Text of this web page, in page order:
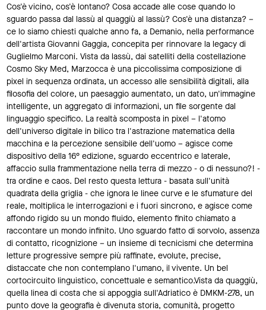
Cos'è vicino, cos'è lontano? Cosa accade alle cose quando lo
sguardo passa dal lassù al quaggiù al lassù? Cos'è una distanza? –
ce lo siamo chiesti qualche anno fa, a Demanio, nella performance
dell'artista Giovanni Gaggia, concepita per rinnovare la legacy di
Guglielmo Marconi. Vista da lassù, dai satelliti della costellazione
Cosmo Sky Med, Marzocca è una piccolissima composizione di
pixel in sequenza ordinata, un accesso alle sensibilità digitali, alla
filosofia del colore, un paesaggio aumentato, un dato, un'immagine
intelligente, un aggregato di informazioni, un file sorgente dal
linguaggio specifico. La realtà scomposta in pixel – l'atomo
dell'universo digitale in bilico tra l'astrazione matematica della
macchina e la percezione sensibile dell'uomo – agisce come
dispositivo della 16° edizione, sguardo eccentrico e laterale,
affaccio sulla frammentazione nella terra di mezzo - o di nessuno?! -
tra ordine e caos. Del resto questa lettura - basata sull'unità
quadrata della griglia - che ignora le linee curve e le sfumature del
reale, moltiplica le interrogazioni e i fuori sincrono, e agisce come
affondo rigido su un mondo fluido, elemento finito chiamato a
raccontare un mondo infinito. Uno sguardo fatto di sorvolo, assenza
di contatto, ricognizione – un insieme di tecnicismi che determina
letture progressive sempre più raffinate, evolute, precise,
distaccate che non contemplano l'umano, il vivente. Un bel
cortocircuito linguistico, concettuale e semantico.Vista da quaggiù,
quella linea di costa che si appoggia sull'Adriatico è DMKM-278, un
punto dove la geografia è divenuta storia, comunità, progetto